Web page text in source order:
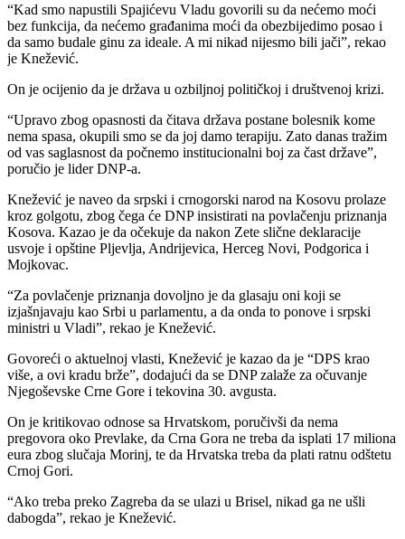
“Kad smo napustili Spajićevu Vladu govorili su da nećemo moći
bez funkcija, da nećemo građanima moći da obezbijedimo posao i
da samo budale ginu za ideale. A mi nikad nijesmo bili jači”, rekao
je Knežević.
On je ocijenio da je država u ozbiljnoj političkoj i društvenoj krizi.
“Upravo zbog opasnosti da čitava država postane bolesnik kome
nema spasa, okupili smo se da joj damo terapiju. Zato danas tražim
od vas saglasnost da počnemo institucionalni boj za čast države”,
poručio je lider DNP-a.
Knežević je naveo da srpski i crnogorski narod na Kosovu prolaze
kroz golgotu, zbog čega će DNP insistirati na povlačenju priznanja
Kosova. Kazao je da očekuje da nakon Zete slične deklaracije
usvoje i opštine Pljevlja, Andrijevica, Herceg Novi, Podgorica i
Mojkovac.
“Za povlačenje priznanja dovoljno je da glasaju oni koji se
izjašnjavaju kao Srbi u parlamentu, a da onda to ponove i srpski
ministri u Vladi”, rekao je Knežević.
Govoreći o aktuelnoj vlasti, Knežević je kazao da je “DPS krao
više, a ovi kradu brže”, dodajući da se DNP zalaže za očuvanje
Njegoševske Crne Gore i tekovina 30. avgusta.
On je kritikovao odnose sa Hrvatskom, poručivši da nema
pregovora oko Prevlake, da Crna Gora ne treba da isplati 17 miliona
eura zbog slučaja Morinj, te da Hrvatska treba da plati ratnu odštetu
Crnoj Gori.
“Ako treba preko Zagreba da se ulazi u Brisel, nikad ga ne ušli
dabogda”, rekao je Knežević.